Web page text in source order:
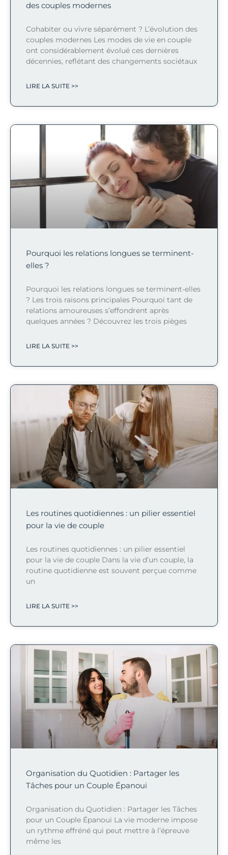
des couples modernes
Cohabiter ou vivre séparément ? L’évolution des
couples modernes Les modes de vie en couple
ont considérablement évolué ces dernières
décennies, reflétant des changements sociétaux
LIRE LA SUITE >>
Pourquoi les relations longues se terminent-
elles ?
Pourquoi les relations longues se terminent-elles
? Les trois raisons principales Pourquoi tant de
relations amoureuses s’effondrent après
quelques années ? Découvrez les trois pièges
LIRE LA SUITE >>
Les routines quotidiennes : un pilier essentiel
pour la vie de couple
Les routines quotidiennes : un pilier essentiel
pour la vie de couple Dans la vie d’un couple, la
routine quotidienne est souvent perçue comme
un
LIRE LA SUITE >>
Organisation du Quotidien : Partager les
Tâches pour un Couple Épanoui
Organisation du Quotidien : Partager les Tâches
pour un Couple Épanoui La vie moderne impose
un rythme effréné qui peut mettre à l’épreuve
même les